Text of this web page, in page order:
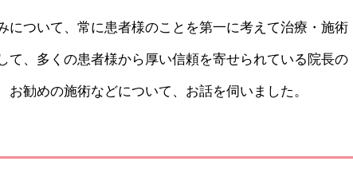
ついて、常に患者様のことを第一に考えて治療・施術
て、多くの患者様から厚い信頼を寄せられている院長の
勧めの施術などについて、お話を伺いました。